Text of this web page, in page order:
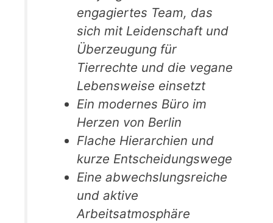
engagiertes Team, das
sich mit Leidenschaft und
Überzeugung für
Tierrechte und die vegane
Lebensweise einsetzt
Ein modernes Büro im
Herzen von Berlin
Flache Hierarchien und
kurze Entscheidungswege
Eine abwechslungsreiche
und aktive
Arbeitsatmosphäre